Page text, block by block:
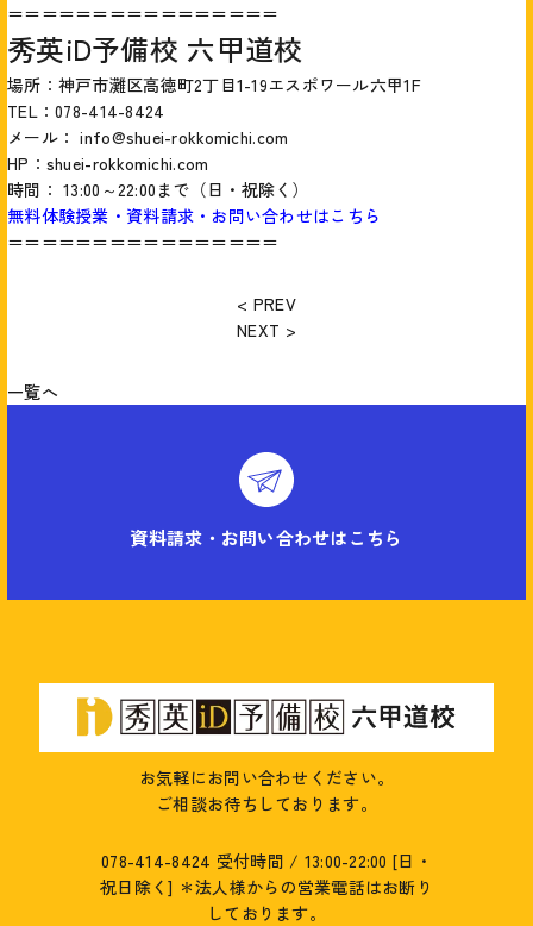
＝＝＝＝＝＝＝＝＝＝＝＝＝＝＝＝
秀英iD予備校 六甲道校
場所：神戸市灘区高徳町2丁目1-19エスポワール六甲1F
TEL：078-414-8424
メール： info@shuei-rokkomichi.com
HP： shuei-rokkomichi.com
時間： 13:00～22:00まで（日・祝除く）
無料体験授業・資料請求・お問い合わせはこちら
＝＝＝＝＝＝＝＝＝＝＝＝＝＝＝＝
< PREV
NEXT >
一覧へ
資料請求・お問い合わせはこちら
お気軽にお問い合わせください。
ご相談お待ちしております。
078-414-8424 受付時間 / 13:00-22:00 [日・
祝日除く] ＊法人様からの営業電話はお断り
しております。